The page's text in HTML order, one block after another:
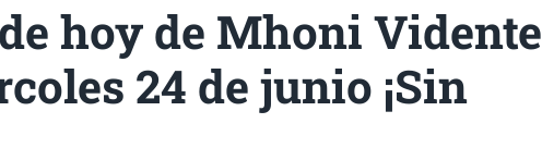
hoy de Mhoni Vidente
24 de junio ¡Sin